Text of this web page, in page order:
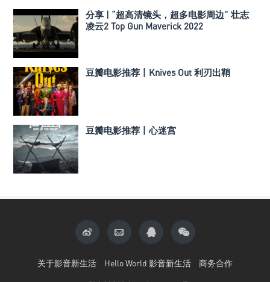
分享 | “超高清镜头，超多电影周边” 壮志
凌云2 Top Gun Maverick 2022
豆瓣电影推荐丨Knives Out 利刃出鞘
豆瓣电影推荐丨心迷宫
关于影音新生活 Hello World 影音新生活 商务合作